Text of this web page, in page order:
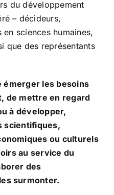
du développement
– décideurs,
sciences humaines,
que des représentants
émerger les besoins
de mettre en regard
à développer,
scientifiques,
ou culturels
au service du
des
surmonter.